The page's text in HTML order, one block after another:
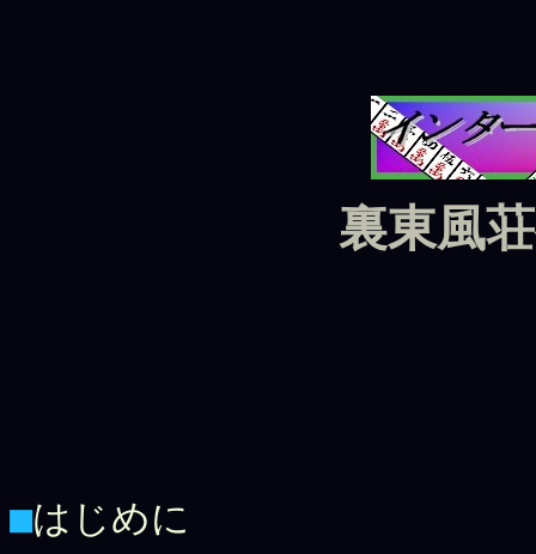
裏東風
■はじめに